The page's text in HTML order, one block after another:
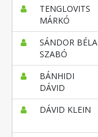
TENGLOVITS
MÁRKÓ
SÁNDOR BÉLA
SZABÓ
BÁNHIDI
DÁVID
DÁVID KLEIN